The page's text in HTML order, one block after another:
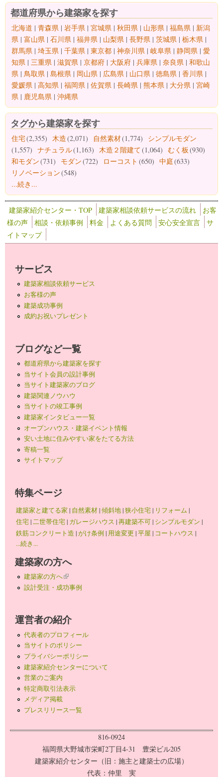
都道府県から建築家を探す
北海道 | 青森県 | 岩手県 | 宮城県 | 秋田県 | 山形県 | 福島県 | 新潟
県 | 富山県 | 石川県 | 福井県 | 山梨県 | 長野県 | 茨城県 | 栃木県 |
群馬県 | 埼玉県 | 千葉県 | 東京都 | 神奈川県 | 岐阜県 | 静岡県 | 愛
知県 | 三重県 | 滋賀県 | 京都府 | 大阪府 | 兵庫県 | 奈良県 | 和歌山
県 | 鳥取県 | 島根県 | 岡山県 | 広島県 | 山口県 | 徳島県 | 香川県 |
愛媛県 | 高知県 | 福岡県 | 佐賀県 | 長崎県 | 熊本県 | 大分県 | 宮崎
県 | 鹿児島県 | 沖縄県
タグから建築家を探す
住宅(2,355) 木造(2,071) 自然素材(1,774)
シンプルモダン
(1,557) ナチュラル(1,163) 木造２階建て(1,064) むく板 (930)
和モダン(731) モダン(722) ローコスト (650) 中庭(633)
リノベーション(548)
...続き...
建築家紹介センター・TOP 建築家相談依頼サービスの流れ
お客
様の声
相談・依頼事例 料金 よくある質問 安心安全宣言
サ
イトマップ
サービス
建築家相談依頼サービス
お客様の声
建築成功事例
成約お祝いプレゼント
ブログなど一覧
都道府県から建築家を探す
当サイト会員の設計事例
当サイト建築家のブログ
建築関連ノウハウ
当サイトの竣工事例
建築家インタビュー一覧
オープンハウス・建築イベント情報
安い土地に住みやすい家をたてる方法
寄稿一覧
サイトマップ
特集ページ
建築家と建てる家 | 自然素材|傾斜地|狭小住宅| リフォーム |
住宅|二世帯住宅| ガレージハウス |再建築不可| シンプルモダン |
鉄筋コンクリート造 |がけ条例 | 用途変更 |平屋 | コートハウス |
...続き...
建築家の方へ
建築家の方へ(link is external)
設計受注・成功事例
運営者の紹介
代表者のプロフィール
当サイトのポリシー
プライバシーポリシー
建築家紹介センターについて
営業のご案内
特定商取引法表示
メディア掲載
プレスリリース一覧
816-0924
福岡県大野城市栄町2丁目4-31 豊栄ビル205
建築家紹介センター（旧：施主と建築士の広場）
代表：仲里 実